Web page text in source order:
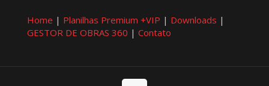
Home | Planilhas Premium +VIP | Downloads |
GESTOR DE OBRAS 360 | Contato